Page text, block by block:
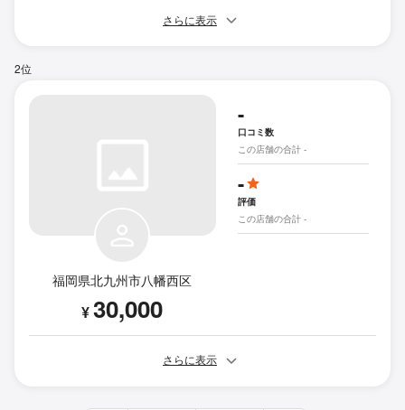
さらに表示
2位
福岡県北九州市八幡西区
¥30,000
-
口コミ数
この店舗の合計 -
-
評価
この店舗の合計 -
さらに表示